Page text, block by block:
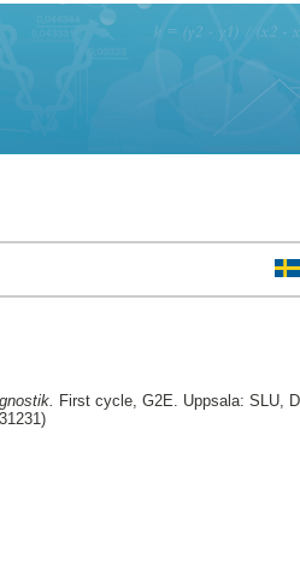
First cycle, G2E. Uppsala: SLU,